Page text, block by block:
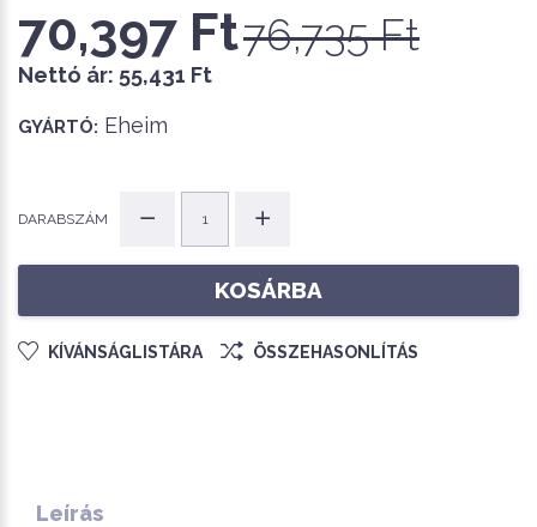
70,397 Ft76,735 Ft
Nettó ár: 55,431 Ft
GYÁRTÓ: Eheim
DARABSZÁM
KOSÁRBA
KÍVÁNSÁGLISTÁRA ÖSSZEHASONLÍTÁS
Leírás